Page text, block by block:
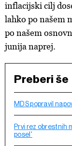
inflacijski cilj
lahko po našem
po našem
junija naprej.
Preberi še
MDS popravil
Prvi rez obrestnih
posel'